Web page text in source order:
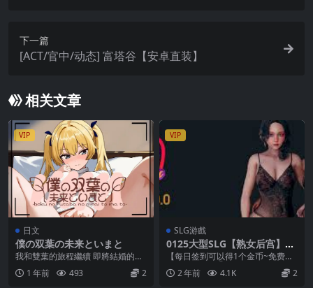
下一篇
[ACT/官中/动态] 富塔谷【安卓直装】
相关文章
VIP
日文
僕の双葉の未来といまと
我和雙葉的旅程繼續 即將結婚的我
和雙葉 感覺到與以前不同的微妙摩
擦 但這對成年人...
1 年前 493 2
VIP
SLG游戲
0125大型SLG【熟女后宫】少
女与女仆 Maids and Maiden
s Ver0.12.0【中文汉化】
【每日签到可以得1个金币~免费兑
换1个游戏】 ①把后缀名为.zipP改
为zip和...
2 年前 4.1K 2